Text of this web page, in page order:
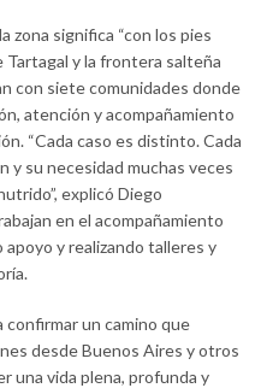
zona significa “con los pies
Tartagal y la frontera salteña
con siete comunidades donde
atención y acompañamiento
“Cada caso es distinto. Cada
y su necesidad muchas veces
explicó Diego
en el acompañamiento
apoyo y realizando talleres y
confirmar un camino que
desde Buenos Aires y otros
una vida plena, profunda y